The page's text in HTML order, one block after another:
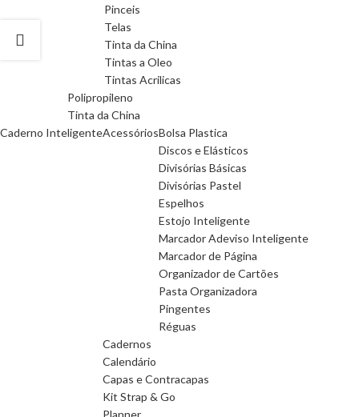
Pinceis
Telas
Tinta da China
Tintas a Oleo
Tintas Acrilicas
Polipropileno
Tinta da China
Caderno InteligenteAcessóriosBolsa Plastica
Discos e Elásticos
Divisórias Básicas
Divisórias Pastel
Espelhos
Estojo Inteligente
Marcador Adeviso Inteligente
Marcador de Página
Organizador de Cartões
Pasta Organizadora
Pingentes
Réguas
Cadernos
Calendário
Capas e Contracapas
Kit Strap & Go
Planner